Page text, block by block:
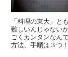
「料理の東大」と
難しいんじゃない
ごくカンタンなん
方法、手順は３つ